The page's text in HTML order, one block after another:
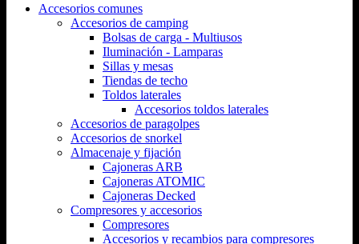
Accesorios comunes
Accesorios de camping
Bolsas de carga - Multiusos
Iluminación - Lamparas
Sillas y mesas
Tiendas de techo
Toldos laterales
Accesorios toldos laterales
Accesorios de paragolpes
Accesorios de snorkel
Almacenaje y fijación
Cajoneras ARB
Cajoneras ATOMIC
Cajoneras Decked
Compresores y accesorios
Compresores
Accesorios y recambios para compresores